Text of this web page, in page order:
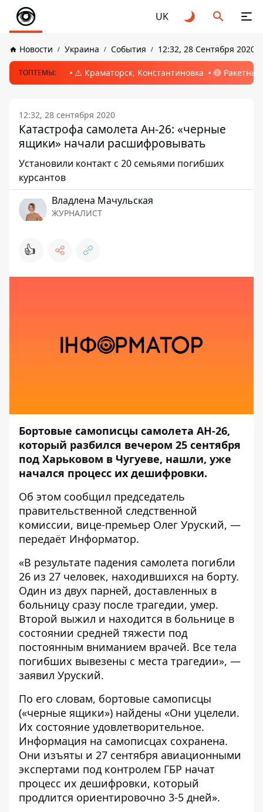
UK
Новости Украина События 12:32, 28 Сентября 2020
ТОПТЕМЫ: ⚠️ Краматорск, Константиновка 🔴
12:32, 28 сентября 2020
Катастрофа самолета Ан-26: «черные
ящики» начали расшифровывать
Установили контакт с 20 семьями погибших
курсантов
Владлена Мачульская
ЖУРНАЛИСТ
👍
Бортовые самописцы самолета АН-26,
который разбился вечером 25 сентября
под Харьковом в Чугуеве, нашли, уже
начался процесс их дешифровки.
Об этом сообщил председатель
правительственной следственной
комиссии, вице-премьер Олег Уруский, —
передаёт Информатор.
«В результате падения самолета погибли
26 из 27 человек, находившихся на борту.
Один из двух парней, доставленных в
больницу сразу после трагедии, умер.
Второй выжил и находится в больнице в
состоянии средней тяжести под
постоянным вниманием врачей. Все тела
погибших вывезены с места трагедии», —
заявил Уруский.
По его словам, бортовые самописцы
(«черные ящики») найдены «Они уцелели.
Их состояние удовлетворительное.
Информация на самописцах сохранена.
Они изъяты и 27 сентября авиационными
экспертами под контролем ГБР начат
процесс их дешифровки, который
продлится ориентировочно 3-5 дней».